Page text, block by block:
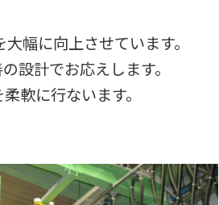
幅に向上させています。
設計でお応えします。
軟に行ないます。